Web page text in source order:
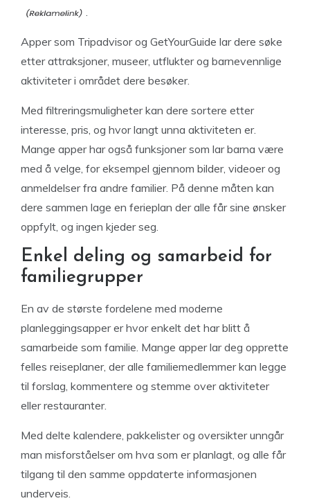
Apper som Tripadvisor og GetYourGuide lar dere søke
etter attraksjoner, museer, utflukter og barnevennlige
aktiviteter i området dere besøker.
Med filtreringsmuligheter kan dere sortere etter
interesse, pris, og hvor langt unna aktiviteten er.
Mange apper har også funksjoner som lar barna være
med å velge, for eksempel gjennom bilder, videoer og
anmeldelser fra andre familier. På denne måten kan
dere sammen lage en ferieplan der alle får sine ønsker
oppfylt, og ingen kjeder seg.
Enkel deling og samarbeid for
familiegrupper
En av de største fordelene med moderne
planleggingsapper er hvor enkelt det har blitt å
samarbeide som familie. Mange apper lar deg opprette
felles reiseplaner, der alle familiemedlemmer kan legge
til forslag, kommentere og stemme over aktiviteter
eller restauranter.
Med delte kalendere, pakkelister og oversikter unngår
man misforståelser om hva som er planlagt, og alle får
tilgang til den samme oppdaterte informasjonen
underveis.